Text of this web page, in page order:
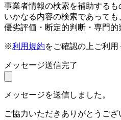
事業者情報の検索を補助するも
いかなる内容の検索であっても
優劣評価・断定的判断・専門的
※利用規約をご確認の上ご利用
メッセージ送信完了
メッセージを送信しました。
ご協力いただきありがとうござ